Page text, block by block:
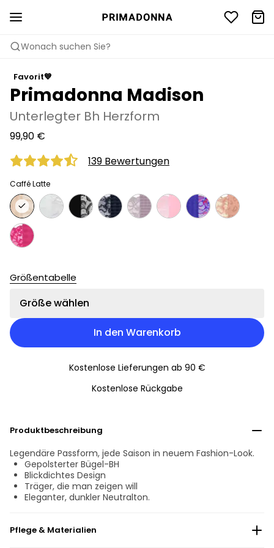
Wonach suchen Sie?
Favorit💙
Primadonna Madison
Unterlegter Bh Herzform
99,90 €
139 Bewertungen
Caffé Latte
Größentabelle
Größe wählen
In den Warenkorb
Kostenlose Lieferungen ab 90 €
Kostenlose Rückgabe
Produktbeschreibung
Legendäre Passform, jede Saison in neuem Fashion-Look.
Gepolsterter Bügel-BH
Blickdichtes Design
Träger, die man zeigen will
Eleganter, dunkler Neutralton.
Pflege & Materialien